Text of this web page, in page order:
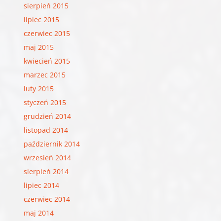
sierpień 2015
lipiec 2015
czerwiec 2015
maj 2015
kwiecień 2015
marzec 2015
luty 2015
styczeń 2015
grudzień 2014
listopad 2014
październik 2014
wrzesień 2014
sierpień 2014
lipiec 2014
czerwiec 2014
maj 2014